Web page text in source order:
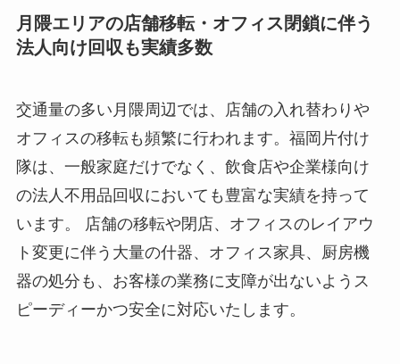
月隈エリアの店舗移転・オフィス閉鎖に伴う
法人向け回収も実績多数
交通量の多い月隈周辺では、店舗の入れ替わりや
オフィスの移転も頻繁に行われます。福岡片付け
隊は、一般家庭だけでなく、飲食店や企業様向け
の法人不用品回収においても豊富な実績を持って
います。 店舗の移転や閉店、オフィスのレイアウ
ト変更に伴う大量の什器、オフィス家具、厨房機
器の処分も、お客様の業務に支障が出ないようス
ピーディーかつ安全に対応いたします。